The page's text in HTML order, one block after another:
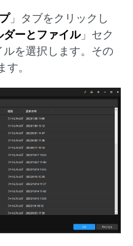
」タブをクリックし
ダーとファイル」セク
を選択します。その
す。